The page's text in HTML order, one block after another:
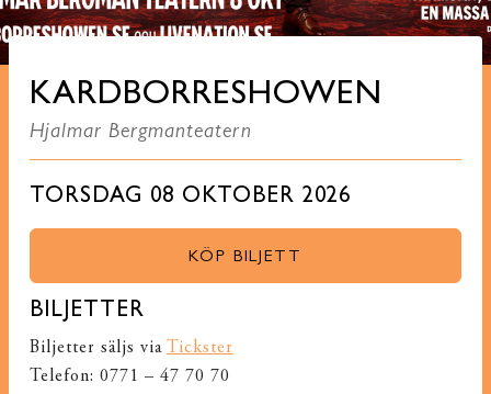
KARDBORRESHOWEN
Hjalmar Bergmanteatern
TORSDAG 08 OKTOBER 2026
KÖP BILJETT
BILJETTER
Biljetter säljs via Tickster
Telefon: 0771 – 47 70 70